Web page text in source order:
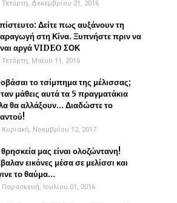
Τετάρτη, Δεκεμβρίου 21, 2016
Δείτε πως αυξάνουν τη
στη Κίνα. Ξυπνήστε πριν να
αργά VIDEO ΣΟΚ
Τετάρτη, Μαΐου 11, 2016
το τσίμπημα της μέλισσας;
μάθεις αυτά τα 5 πραγματάκια
θα αλλάξουν... Διαδώστε το
Κυριακή, Νοεμβρίου 12, 2017
μας είναι ολοζώντανη!
εικόνες μέσα σε μελίσσι και
το θαύμα...
Παρασκευή, Ιουλίου 01, 2016